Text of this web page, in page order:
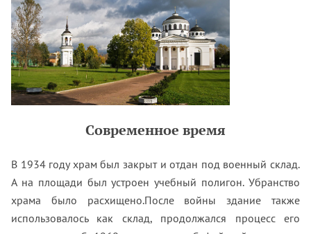
Современное время
В 1934 году храм был закрыт и отдан под военный склад.
А на площади был устроен учебный полигон. Убранство
храма было расхищено.После войны здание также
использовалось как склад, продолжался процесс его